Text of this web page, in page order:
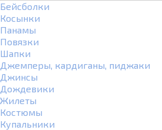
Бейсболки
Косынки
Панамы
Повязки
Шапки
Джемперы, кардиганы, пиджаки
Джинсы
Дождевики
Жилеты
Костюмы
Купальники